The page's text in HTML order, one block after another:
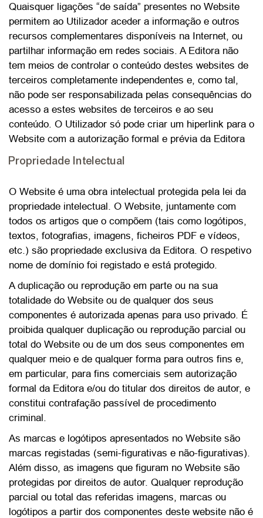
Quaisquer ligações “de saída” presentes no Website
permitem ao Utilizador aceder a informação e outros
recursos complementares disponíveis na Internet, ou
partilhar informação em redes sociais. A Editora não
tem meios de controlar o conteúdo destes websites de
terceiros completamente independentes e, como tal,
não pode ser responsabilizada pelas consequências do
acesso a estes websites de terceiros e ao seu
conteúdo. O Utilizador só pode criar um hiperlink para o
Website com a autorização formal e prévia da Editora
Propriedade Intelectual
O Website é uma obra intelectual protegida pela lei da
propriedade intelectual. O Website, juntamente com
todos os artigos que o compõem (tais como logótipos,
textos, fotografias, imagens, ficheiros PDF e vídeos,
etc.) são propriedade exclusiva da Editora. O respetivo
nome de domínio foi registado e está protegido.
A duplicação ou reprodução em parte ou na sua
totalidade do Website ou de qualquer dos seus
componentes é autorizada apenas para uso privado. É
proibida qualquer duplicação ou reprodução parcial ou
total do Website ou de um dos seus componentes em
qualquer meio e de qualquer forma para outros fins e,
em particular, para fins comerciais sem autorização
formal da Editora e/ou do titular dos direitos de autor, e
constitui contrafação passível de procedimento
criminal.
As marcas e logótipos apresentados no Website são
marcas registadas (semi-figurativas e não-figurativas).
Além disso, as imagens que figuram no Website são
protegidas por direitos de autor. Qualquer reprodução
parcial ou total das referidas imagens, marcas ou
logótipos a partir dos componentes deste website não é